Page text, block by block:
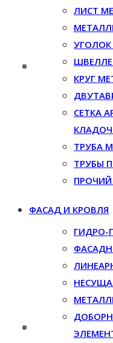
ЛИСТ
КРУГ
СЕТКА
ТРУБА
ТРУБЫ
ФАСАД И КРОВЛЯ
ГИДРО-